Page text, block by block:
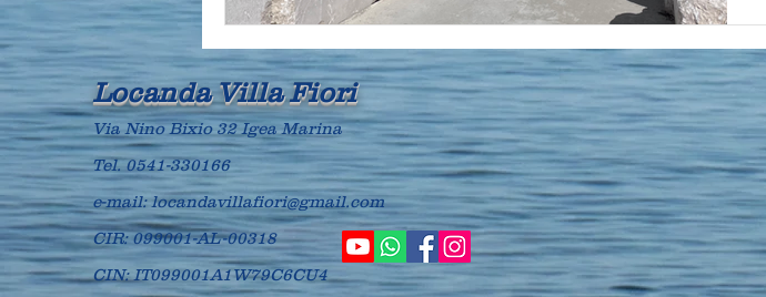
Locanda Villa Fiori
Via Nino Bixio 32 Igea Marina
Tel.0541-330166
e-mail:locandavillafiori@gmail.com
CIR: 099001-AL-00318
CIN: IT099001A1W79C6CU4